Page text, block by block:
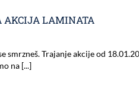
AKCIJA LAMINATA
smrzneš. Trajanje akcije od
na [...]